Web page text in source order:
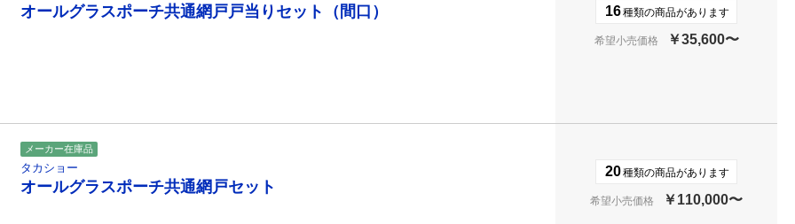
オールグラスポーチ共通網戸戸当りセット（間口） 16種類の商品があります
希望小売価格 ￥35,600〜
メーカー在庫品
タカショー
オールグラスポーチ共通網戸セット
20種類の商品があります
希望小売価格 ￥110,000〜